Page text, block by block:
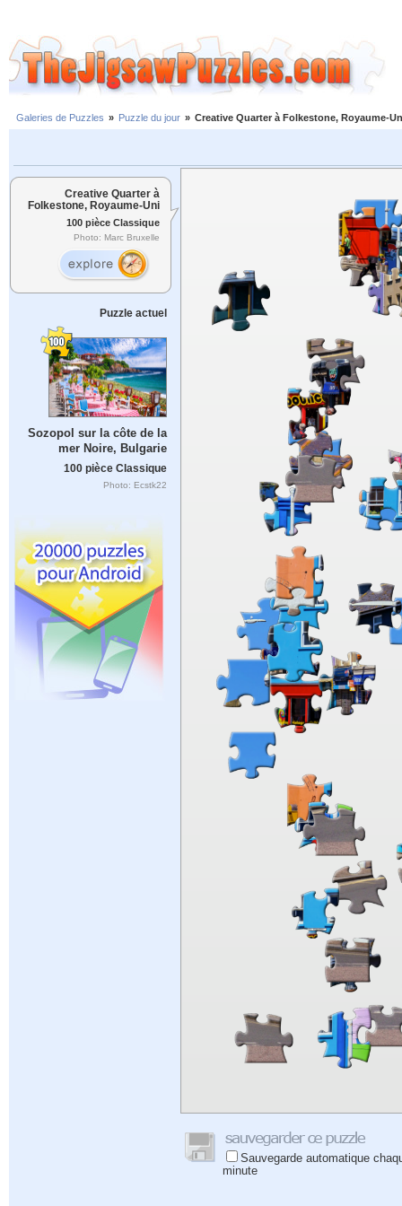
Galeries de Puzzles » Puzzle du jour » Creative Quarter à Folkestone, Royaume-
Creative Quarter à
Folkestone, Royaume-Uni
100 pièce Classique
Photo: Marc Bruxelle
Puzzle actuel
Sozopol sur la côte de la
mer Noire, Bulgarie
100 pièce Classique
Photo: Ecstk22
Sauvegarde automatique
minute